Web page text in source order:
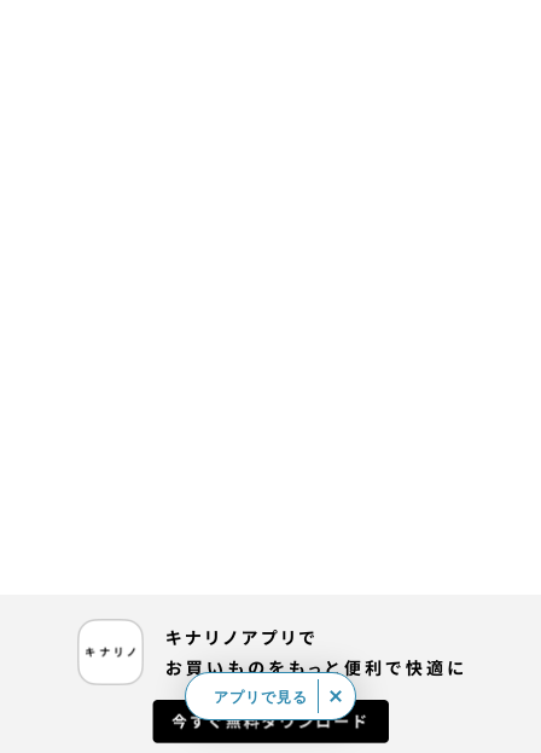
アプリで見る